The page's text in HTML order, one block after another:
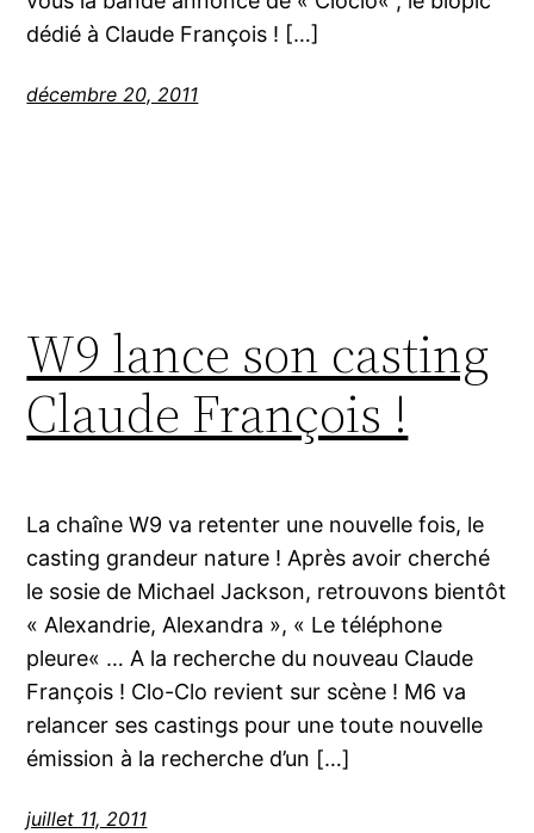
dédié à Claude François ! […]
décembre 20, 2011
W9 lance son casting
Claude François !
La chaîne W9 va retenter une nouvelle fois, le
casting grandeur nature ! Après avoir cherché
le sosie de Michael Jackson, retrouvons bientôt
« Alexandrie, Alexandra », « Le téléphone
pleure« … A la recherche du nouveau Claude
François ! Clo-Clo revient sur scène ! M6 va
relancer ses castings pour une toute nouvelle
émission à la recherche d’un […]
juillet 11, 2011